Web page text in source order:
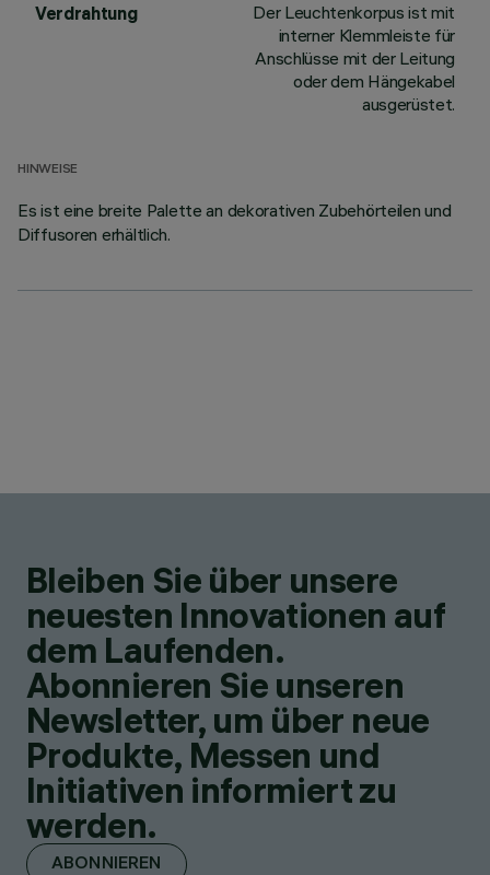
Verdrahtung
Der Leuchtenkorpus ist mit
interner Klemmleiste für
Anschlüsse mit der Leitung
oder dem Hängekabel
ausgerüstet.
HINWEISE
Es ist eine breite Palette an dekorativen Zubehörteilen und
Diffusoren erhältlich.
Bleiben Sie über unsere
neuesten Innovationen auf
dem Laufenden.
Abonnieren Sie unseren
Newsletter, um über neue
Produkte, Messen und
Initiativen informiert zu
werden.
ABONNIEREN